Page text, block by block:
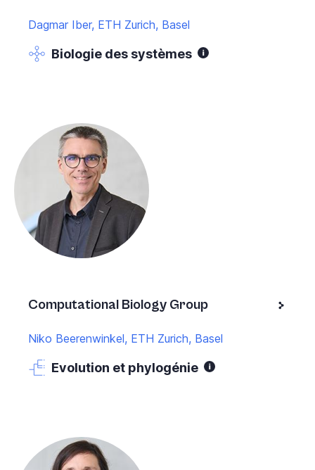
Dagmar Iber, ETH Zurich, Basel
Biologie des systèmes
Computational Biology Group
Niko Beerenwinkel, ETH Zurich, Basel
Evolution et phylogénie